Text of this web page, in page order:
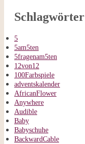
Schlagwörter
5
5am5ten
5fragenam5ten
12von12
100Farbspiele
adventskalender
AfricanFlower
Anywhere
Audible
Baby
Babyschuhe
BackwardCable